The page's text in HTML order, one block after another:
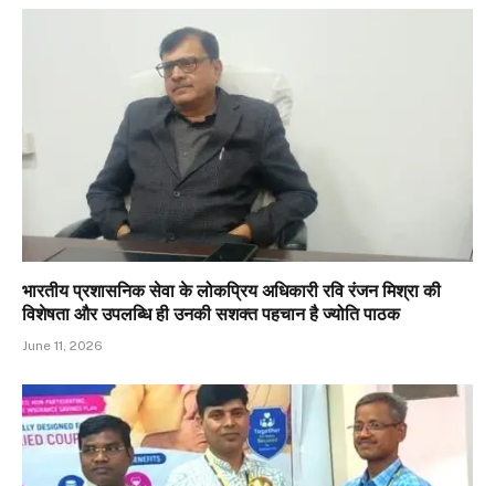
भारतीय प्रशासनिक सेवा के लोकप्रिय अधिकारी रवि रंजन मिश्रा की
विशेषता और उपलब्धि ही उनकी सशक्त पहचान है ज्योति पाठक
June 11, 2026